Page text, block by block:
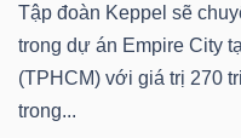
Tập đoàn Keppel sẽ
trong dự án Empire City
(TPHCM) với giá trị 270
trong...
Báo
cáo
phân
tích